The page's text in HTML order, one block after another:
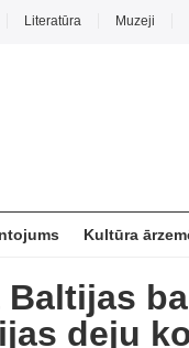
Literatūra Muzeji
Kultūra
deju